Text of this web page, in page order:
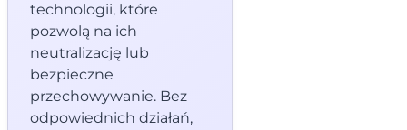
technologii, które
pozwolą na ich
neutralizację lub
bezpieczne
przechowywanie. Bez
odpowiednich działań,